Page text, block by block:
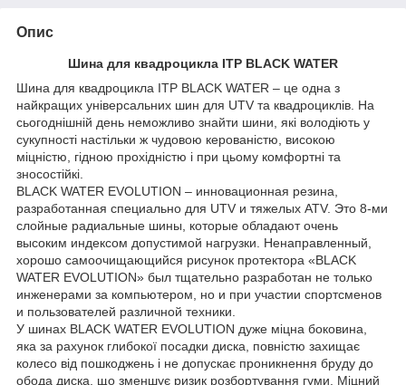
Опис
Шина для квадроцикла ITP BLACK WATER
Шина для квадроцикла ITP BLACK WATER – це одна з
найкращих універсальних шин для UTV та квадроциклів. На
сьогоднішній день неможливо знайти шини, які володіють у
сукупності настільки ж чудовою керованістю, високою
міцністю, гідною прохідністю і при цьому комфортні та
зносостійкі.
BLACK WATER EVOLUTION – инновационная резина,
разработанная специально для UTV и тяжелых ATV. Это 8-ми
слойные радиальные шины, которые обладают очень
высоким индексом допустимой нагрузки. Ненаправленный,
хорошо самоочищающийся рисунок протектора «BLACK
WATER EVOLUTION» был тщательно разработан не только
инженерами за компьютером, но и при участии спортсменов
и пользователей различной техники.
У шинах BLACK WATER EVOLUTION дуже міцна боковина,
яка за рахунок глибокої посадки диска, повністю захищає
колесо від пошкоджень і не допускає проникнення бруду до
обода диска, що зменшує ризик розбортування гуми. Міцний